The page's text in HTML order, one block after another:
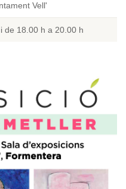
Vell'
de 18.00 h a 20.00 h